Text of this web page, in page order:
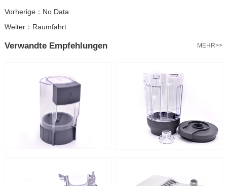
Vorherige： No Data
Weiter： Raumfahrt
Verwandte Empfehlungen MEHR>>